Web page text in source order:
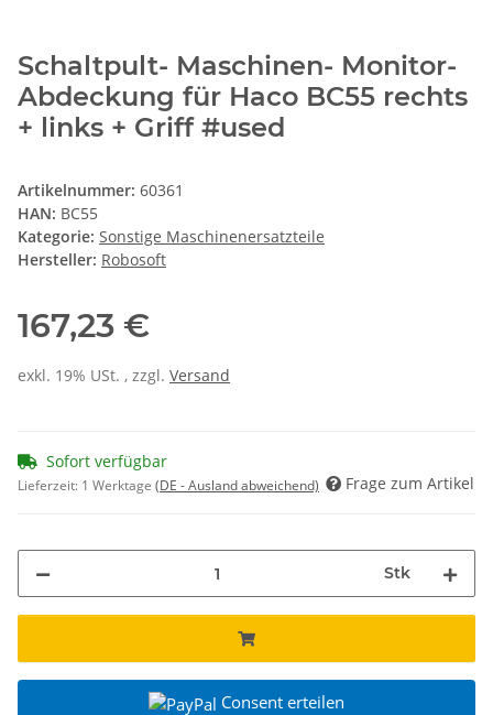
Schaltpult- Maschinen- Monitor-
Abdeckung für Haco BC55 rechts
+ links + Griff #used
Artikelnummer: 60361
HAN: BC55
Kategorie: Sonstige Maschinenersatzteile
Hersteller: Robosoft
167,23 €
exkl. 19% USt. , zzgl. Versand
Sofort verfügbar
Lieferzeit: 1 Werktage (DE - Ausland abweichend) Frage zum Artikel
Stk
Consent erteilen